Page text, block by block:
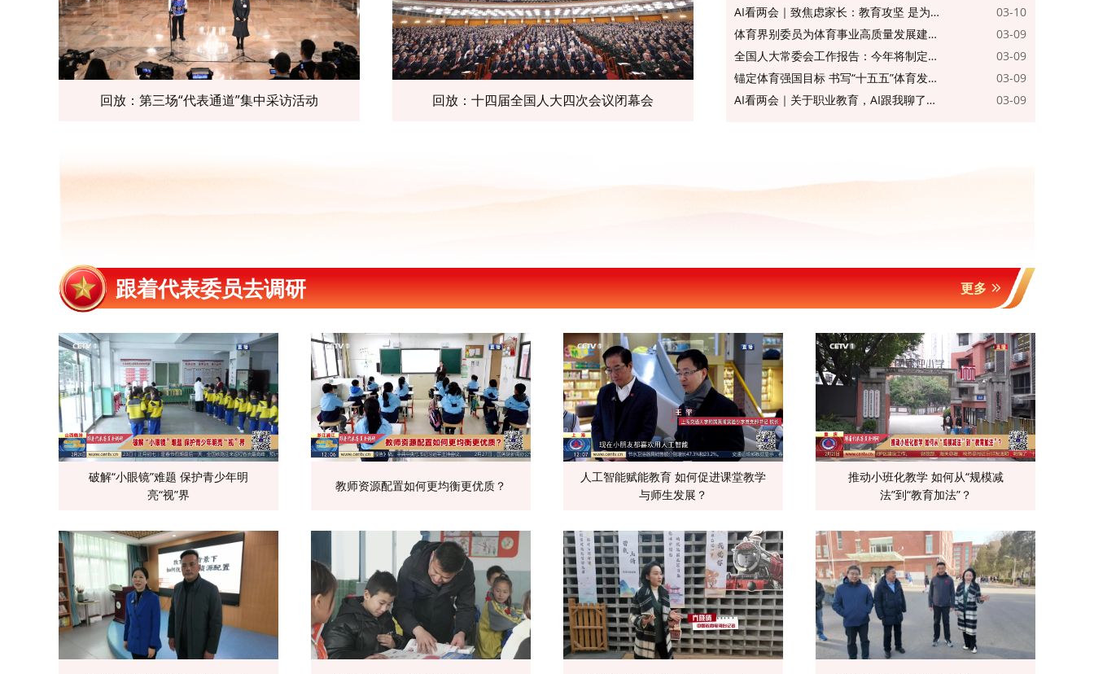
回放：第三场“代表通道”集中采访活动 回放：十四届全国人大四次会议闭幕会
AI看两会｜致焦虑家长：教育攻坚 是为每个孩子找到“适合的路”
2026-03-10 20:51:56
体育界别委员为体育事业高质量发展建言献策
2026-03-09 19:54:35
全国人大常委会工作报告：今年将制定托育服务法 修改教师法等法律
2026-03-09 19:17:11
锚定体育强国目标 书写“十五五”体育发展新篇章
2026-03-09 19:53:57
AI看两会｜关于职业教育，AI跟我聊了这些……
2026-03-09 20:53:00
跟着代表委员去调研 更多
破解“小眼镜”难题 保护青少年明
亮“视”界
教师资源配置如何更均衡更优质？
人工智能赋能教育 如何促进课堂教学
与师生发展？
推动小班化教学 如何从“规模减
法”到“教育加法”？